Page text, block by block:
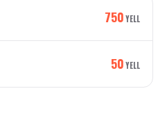
750YELL
50YELL